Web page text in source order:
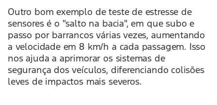
Outro bom exemplo de teste de estresse de
sensores é o "salto na bacia", em que subo e
passo por barrancos várias vezes, aumentando
a velocidade em 8 km/h a cada passagem. Isso
nos ajuda a aprimorar os sistemas de
segurança dos veículos, diferenciando colisões
leves de impactos mais severos.